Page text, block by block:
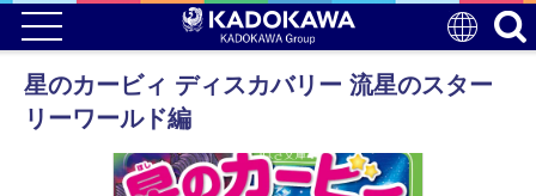
星のカービィ ディスカバリー 流星のスター
リーワールド編